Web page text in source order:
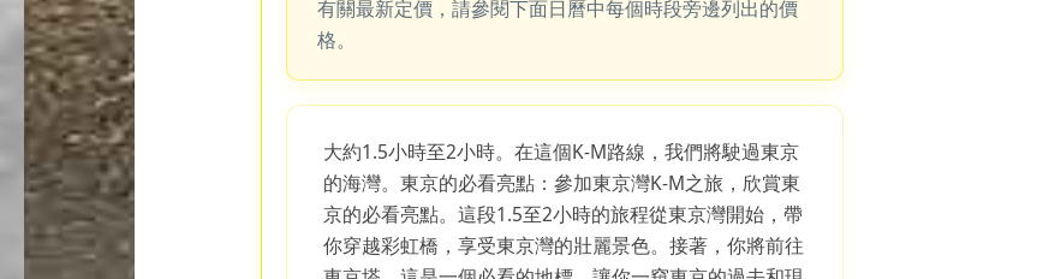
有關最新定價，請參閱下面日曆中每個時段旁邊列出的價
格。
大約1.5小時至2小時。在這個K-M路線，我們將駛過東京
的海灣。東京的必看亮點：參加東京灣K-M之旅，欣賞東
京的必看亮點。這段1.5至2小時的旅程從東京灣開始，帶
你穿越彩虹橋，享受東京灣的壯麗景色。接著，你將前往